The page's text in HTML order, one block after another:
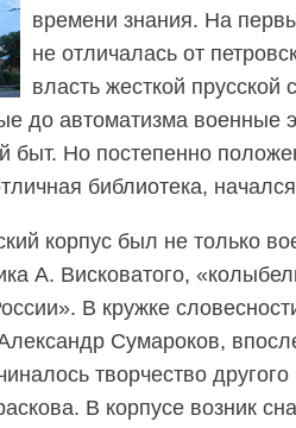
времени знания. На
не отличалась от
власть жесткой прусской
до автоматизма военные
быт. Но постепенно
библиотека,
корпус был не только
А. Висковатого,
В кружке
Сумароков,
творчество
В корпусе возник